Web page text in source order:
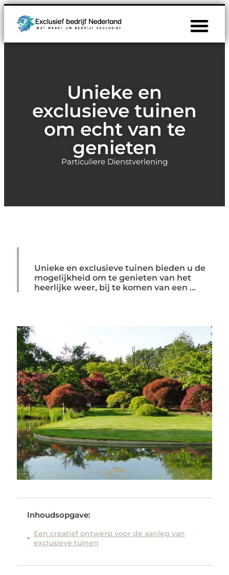
Unieke en
exclusieve tuinen
om echt van te
genieten
Particuliere Dienstverlening
Unieke en exclusieve tuinen bieden u de
mogelijkheid om te genieten van het
heerlijke weer, bij te komen van een ...
Inhoudsopgave:
Een creatief ontwerp voor de aanleg van
exclusieve tuinen